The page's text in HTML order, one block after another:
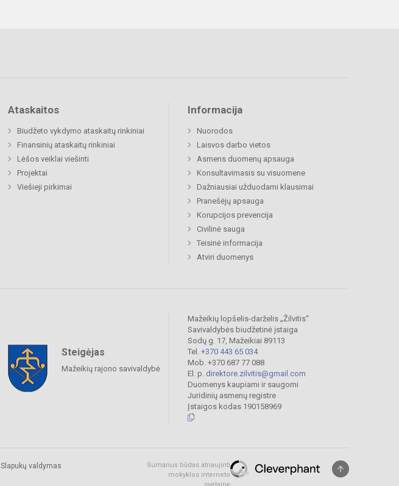
Ataskaitos
Biudžeto vykdymo ataskaitų rinkiniai
Finansinių ataskaitų rinkiniai
Lėšos veiklai viešinti
Projektai
Viešieji pirkimai
Informacija
Nuorodos
Laisvos darbo vietos
Asmens duomenų apsauga
Konsultavimasis su visuomene
Dažniausiai užduodami klausimai
Pranešėjų apsauga
Korupcijos prevencija
Civilinė sauga
Teisinė informacija
Atviri duomenys
Steigėjas
Mažeikių rajono savivaldybė
Mažeikių lopšelis-darželis „Žilvitis“
Savivaldybės biudžetinė įstaiga
Sodų g. 17, Mažeikiai 89113
Tel. +370 443 65 034
Mob. +370 687 77 088
El. p. direktore.zilvitis@gmail.com
Duomenys kaupiami ir saugomi
Juridinių asmenų registre
Įstaigos kodas 190158969
Slapukų valdymas
Sumanus būdas atnaujinti
mokyklos interneto